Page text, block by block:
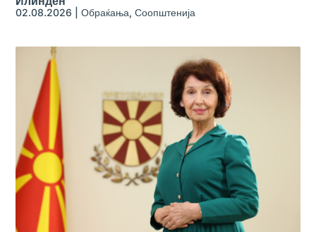
02.08.2026 |Обраќања,Соопштенија